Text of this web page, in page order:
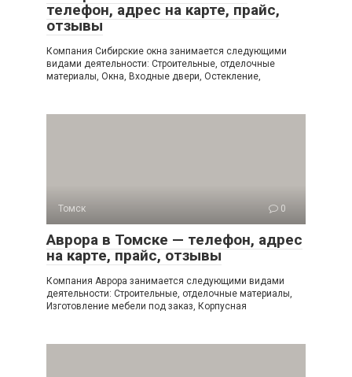
телефон, адрес на карте, прайс,
отзывы
Компания Сибирские окна занимается следующими
видами деятельности: Строительные, отделочные
материалы, Окна, Входные двери, Остекление,
Томск 0
Аврора в Томске — телефон, адрес
на карте, прайс, отзывы
Компания Аврора занимается следующими видами
деятельности: Строительные, отделочные материалы,
Изготовление мебели под заказ, Корпусная